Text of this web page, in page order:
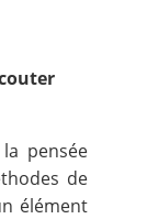
pensée
de
élément